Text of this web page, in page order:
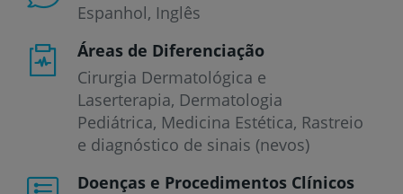
Espanhol Inglês
Áreas de Diferenciação
Cirurgia Dermatológica e
Laserterapia, Dermatologia
Pediátrica, Medicina Estética, Rastreio
e diagnóstico de sinais (nevos)
Doenças e Procedimentos Clínicos